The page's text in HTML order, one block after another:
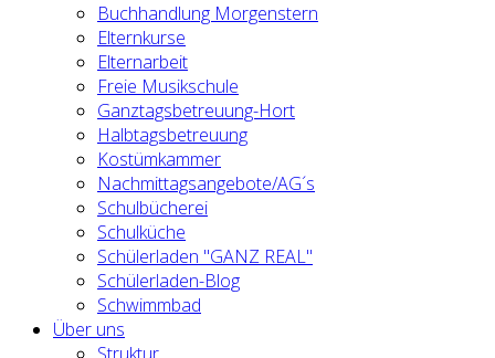
Buchhandlung Morgenstern
Elternkurse
Elternarbeit
Freie Musikschule
Ganztagsbetreuung-Hort
Halbtagsbetreuung
Kostümkammer
Nachmittagsangebote/AG´s
Schulbücherei
Schulküche
Schülerladen "GANZ REAL"
Schülerladen-Blog
Schwimmbad
Über uns